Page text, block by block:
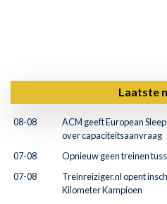
Laatste
08-08
ACM geeft European
over capaciteitsaanvraag
07-08
Opnieuw geen treinen
07-08
Treinreiziger.nl opent
Kilometer Kampioen